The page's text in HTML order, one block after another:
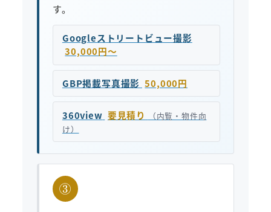
す。
Googleストリートビュー撮影
30,000円〜
GBP掲載写真撮影 50,000円
360view 要見積り
（内覧・物件向
け）
③